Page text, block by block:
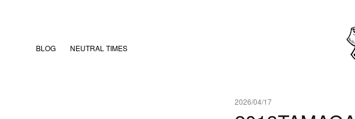
BLOG NEUTRAL TIMES
2026/04/17